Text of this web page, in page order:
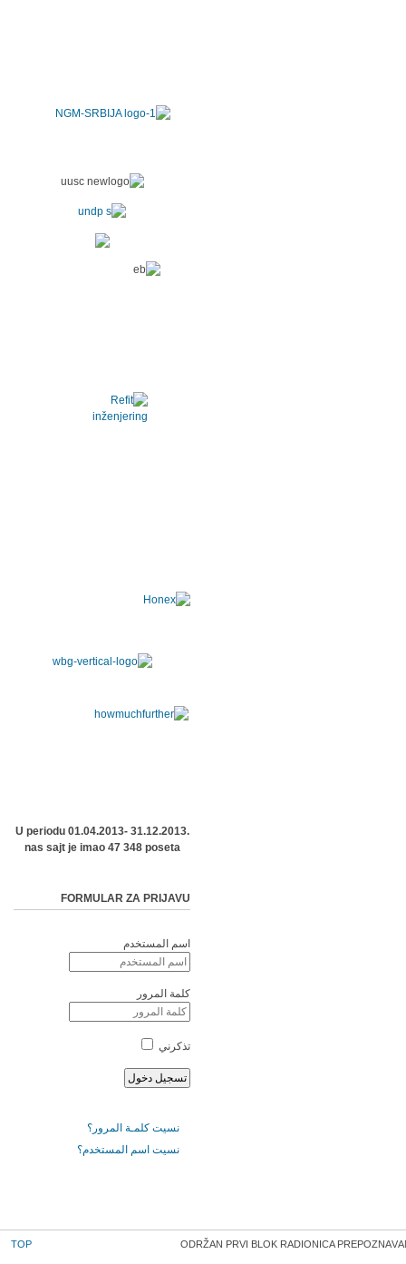
U periodu 01.04.2013- 31.12.2013.
nas sajt je imao 47 348 poseta
FORMULAR ZA PRIJAVU
اسم المستخدم
كلمة المرور
تذكرني
نسيت كلمـة المرور؟
نسيت اسم المستخدم؟
ODRŽAN PRVI BLOK RАDIОNICA
TOP